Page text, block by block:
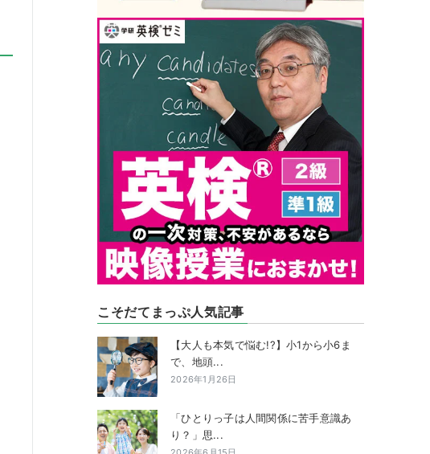
こそだてまっぷ人気記事
【大人も本気で悩む!?】小1から小6ま
で、地頭...
2026年1月26日
「ひとりっ子は人間関係に苦手意識あ
り？」思...